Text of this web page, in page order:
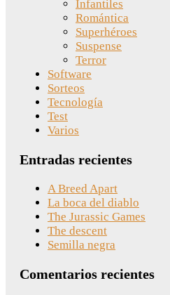
Infantiles
Romántica
Superhéroes
Suspense
Terror
Software
Sorteos
Tecnología
Test
Varios
Entradas recientes
A Breed Apart
La boca del diablo
The Jurassic Games
The descent
Semilla negra
Comentarios recientes